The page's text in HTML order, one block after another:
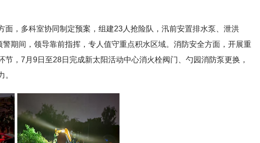
，多科室协同制定预案，组建23人抢险队，汛前安置排水泵、泄洪
警期间，领导靠前指挥，专人值守重点积水区域。消防安全方面，开展重
，7月9日至28日完成新太阳活动中心消火栓阀门、勺园消防泵更换，